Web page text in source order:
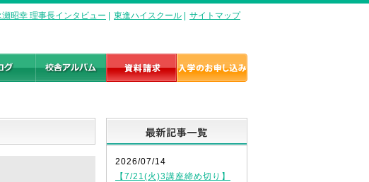
瀬昭幸 理事長インタビュー 東進ハイスクール サイトマップ
2026/07/14
【7/21(火)3講座締め切り】